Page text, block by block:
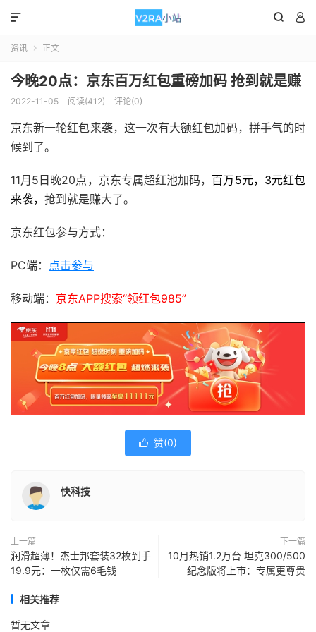
 

资讯  正文
今晚20点：京东百万红包重磅加码 抢到就是赚
2022-11-05 阅读(412) 评论(0)
京东新一轮红包来袭，这一次有大额红包加码，拼手气的时
候到了。
11月5日晚20点，京东专属超红池加码， 百万5元，3元红包
来袭， 抢到就是赚大了。
京东红包参与方式：
PC端： 点击参与
移动端： 京东APP搜索“领红包985”
 赞(0)
快科技
上一篇
润滑超薄！杰士邦套装32枚到手
19.9元：一枚仅需6毛钱
下一篇
10月热销1.2万台 坦克300/500
纪念版将上市：专属更尊贵
相关推荐
暂无文章